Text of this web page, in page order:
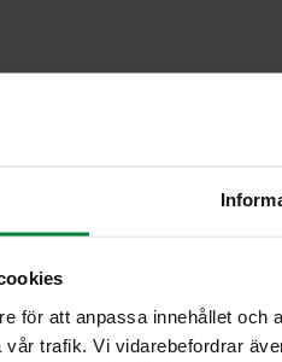
för att anpassa innehållet
trafik. Vi vidarebefordrar